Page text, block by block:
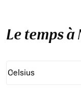
Le temps
Celsius
keyboard_arrow_down